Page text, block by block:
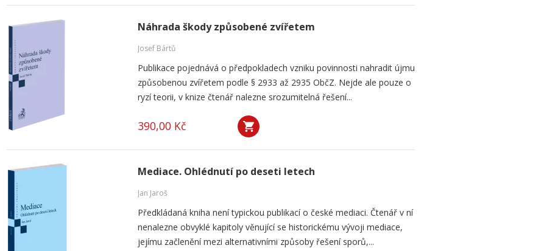
Náhrada škody způsobené zvířetem
Josef Bártů
Publikace pojednává o předpokladech vzniku povinnosti nahradit újmu
způsobenou zvířetem podle § 2933 až 2935 ObčZ. Nejde ale pouze o
ryzí teorii, v knize čtenář nalezne srozumitelná řešení...
390,00 Kč
Mediace. Ohlédnutí po deseti letech
Jan Jaroš
Předkládaná kniha není typickou publikací o české mediaci. Čtenář v ní
nenalezne obvyklé kapitoly věnující se historickému vývoji mediace,
jejímu začlenění mezi alternativními způsoby řešení sporů,...